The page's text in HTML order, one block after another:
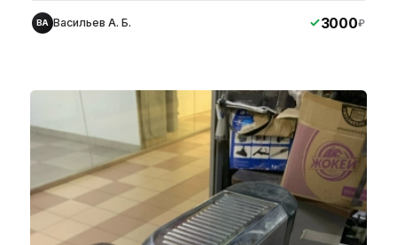
ВА Васильев А. Б. 3000₽